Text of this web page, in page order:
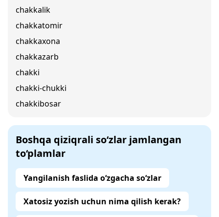
chakkalik
chakkatomir
chakkaxona
chakkazarb
chakki
chakki-chukki
chakkibosar
Boshqa qiziqrali so‘zlar jamlangan
to‘plamlar
Yangilanish faslida o‘zgacha so‘zlar
Xatosiz yozish uchun nima qilish kerak?